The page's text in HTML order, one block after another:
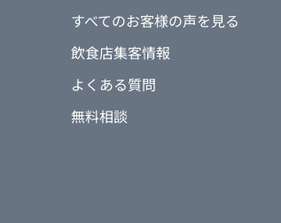
すべてのお客様の声を見る
飲食店集客情報
よくある質問
無料相談